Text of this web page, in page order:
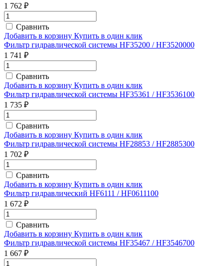
1 762 ₽
Сравнить
Добавить в корзину Купить в один клик
Фильтр гидравлической системы HF35200 / HF3520000
1 741 ₽
Сравнить
Добавить в корзину Купить в один клик
Фильтр гидравлической системы HF35361 / HF3536100
1 735 ₽
Сравнить
Добавить в корзину Купить в один клик
Фильтр гидравлической системы HF28853 / HF2885300
1 702 ₽
Сравнить
Добавить в корзину Купить в один клик
Фильтр гидравлический HF6111 / HF0611100
1 672 ₽
Сравнить
Добавить в корзину Купить в один клик
Фильтр гидравлической системы HF35467 / HF3546700
1 667 ₽